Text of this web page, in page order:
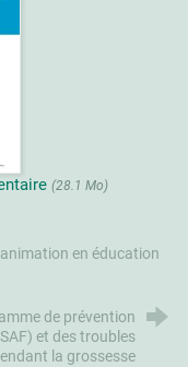
(28.1 Mo)
en éducation
de prévention
et des troubles
la grossesse